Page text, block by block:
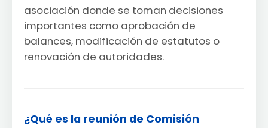
asociación donde se toman decisiones
importantes como aprobación de
balances, modificación de estatutos o
renovación de autoridades.
¿Qué es la reunión de Comisión